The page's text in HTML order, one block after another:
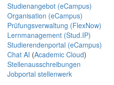
Studienangebot (eCampus)
Organisation (eCampus)
Prüfungsverwaltung (FlexNow)
Lernmanagement (Stud.IP)
Studierendenportal (eCampus)
Chat AI (Academic Cloud)
Stellenausschreibungen
Jobportal stellenwerk